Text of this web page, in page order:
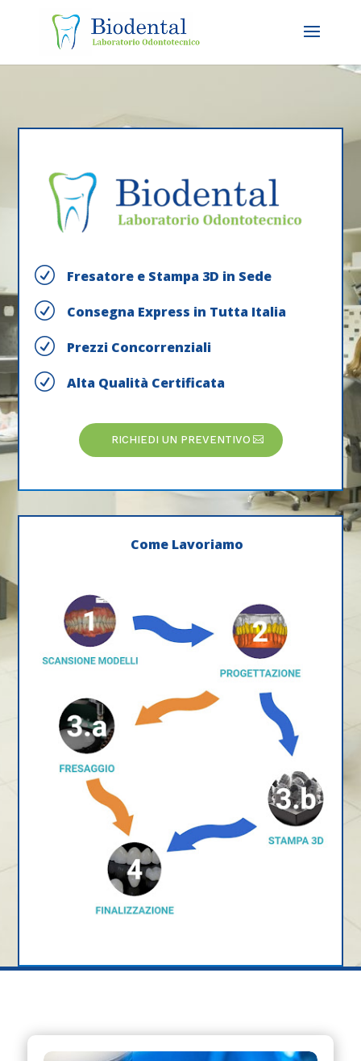
R Fresatore e Stampa 3D in Sede
R Consegna Express in Tutta Italia
R Prezzi Concorrenziali
R Alta Qualità Certificata
RICHIEDI UN PREVENTIVO
Come Lavoriamo